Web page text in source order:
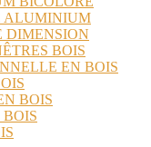
ALUMINIUM
DIMENSION
BOIS
EN BOIS
BOIS